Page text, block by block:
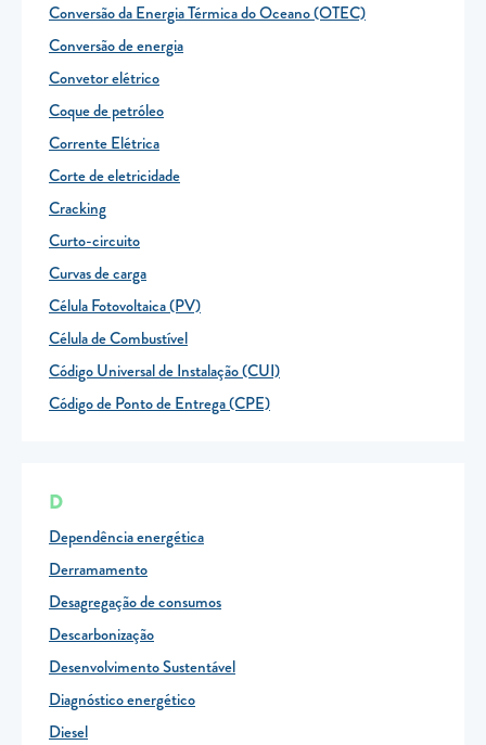
Conversão da Energia Térmica do Oceano (OTEC)
Conversão de energia
Convetor elétrico
Coque de petróleo
Corrente Elétrica
Corte de eletricidade
Cracking
Curto-circuito
Curvas de carga
Célula Fotovoltaica (PV)
Célula de Combustível
Código Universal de Instalação (CUI)
Código de Ponto de Entrega (CPE)
D
Dependência energética
Derramamento
Desagregação de consumos
Descarbonização
Desenvolvimento Sustentável
Diagnóstico energético
Diesel